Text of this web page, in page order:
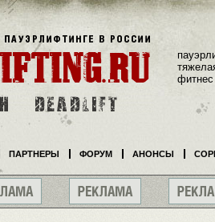
фитнес
ПАРТНЕРЫ ФОРУМ АНОНСЫ